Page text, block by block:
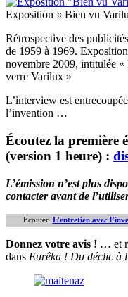
Exposition « Bien vu
Rétrospective des
de 1959 à 1969.
novembre 2009, intitulée
verre Varilux »
L’interview est
l’invention …
Écoutez la première
(version 1 heure) :
L’émission n’est plus
contacter avant de
Ecouter L’entretien avec
Donnez votre avis ! … et
dans Eurêka ! Du déclic à